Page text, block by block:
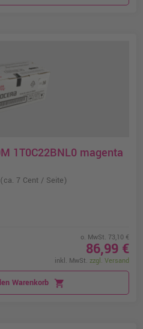
1T0C22BNL0 magenta
(ca. 7 Cent / Seite)
o. MwSt. 73,10 €
86,99 €
inkl. MwSt. zzgl. Versand
Warenkorb shopping_cart